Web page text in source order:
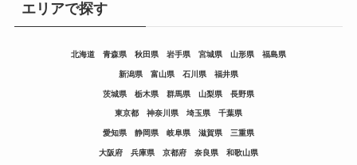
エリアで探す
北海道 青森県 秋田県 岩手県 宮城県 山形県 福島県
新潟県 富山県 石川県 福井県
茨城県 栃木県 群馬県 山梨県 長野県
東京都 神奈川県 埼玉県 千葉県
愛知県 静岡県 岐阜県 滋賀県 三重県
大阪府 兵庫県 京都府 奈良県 和歌山県